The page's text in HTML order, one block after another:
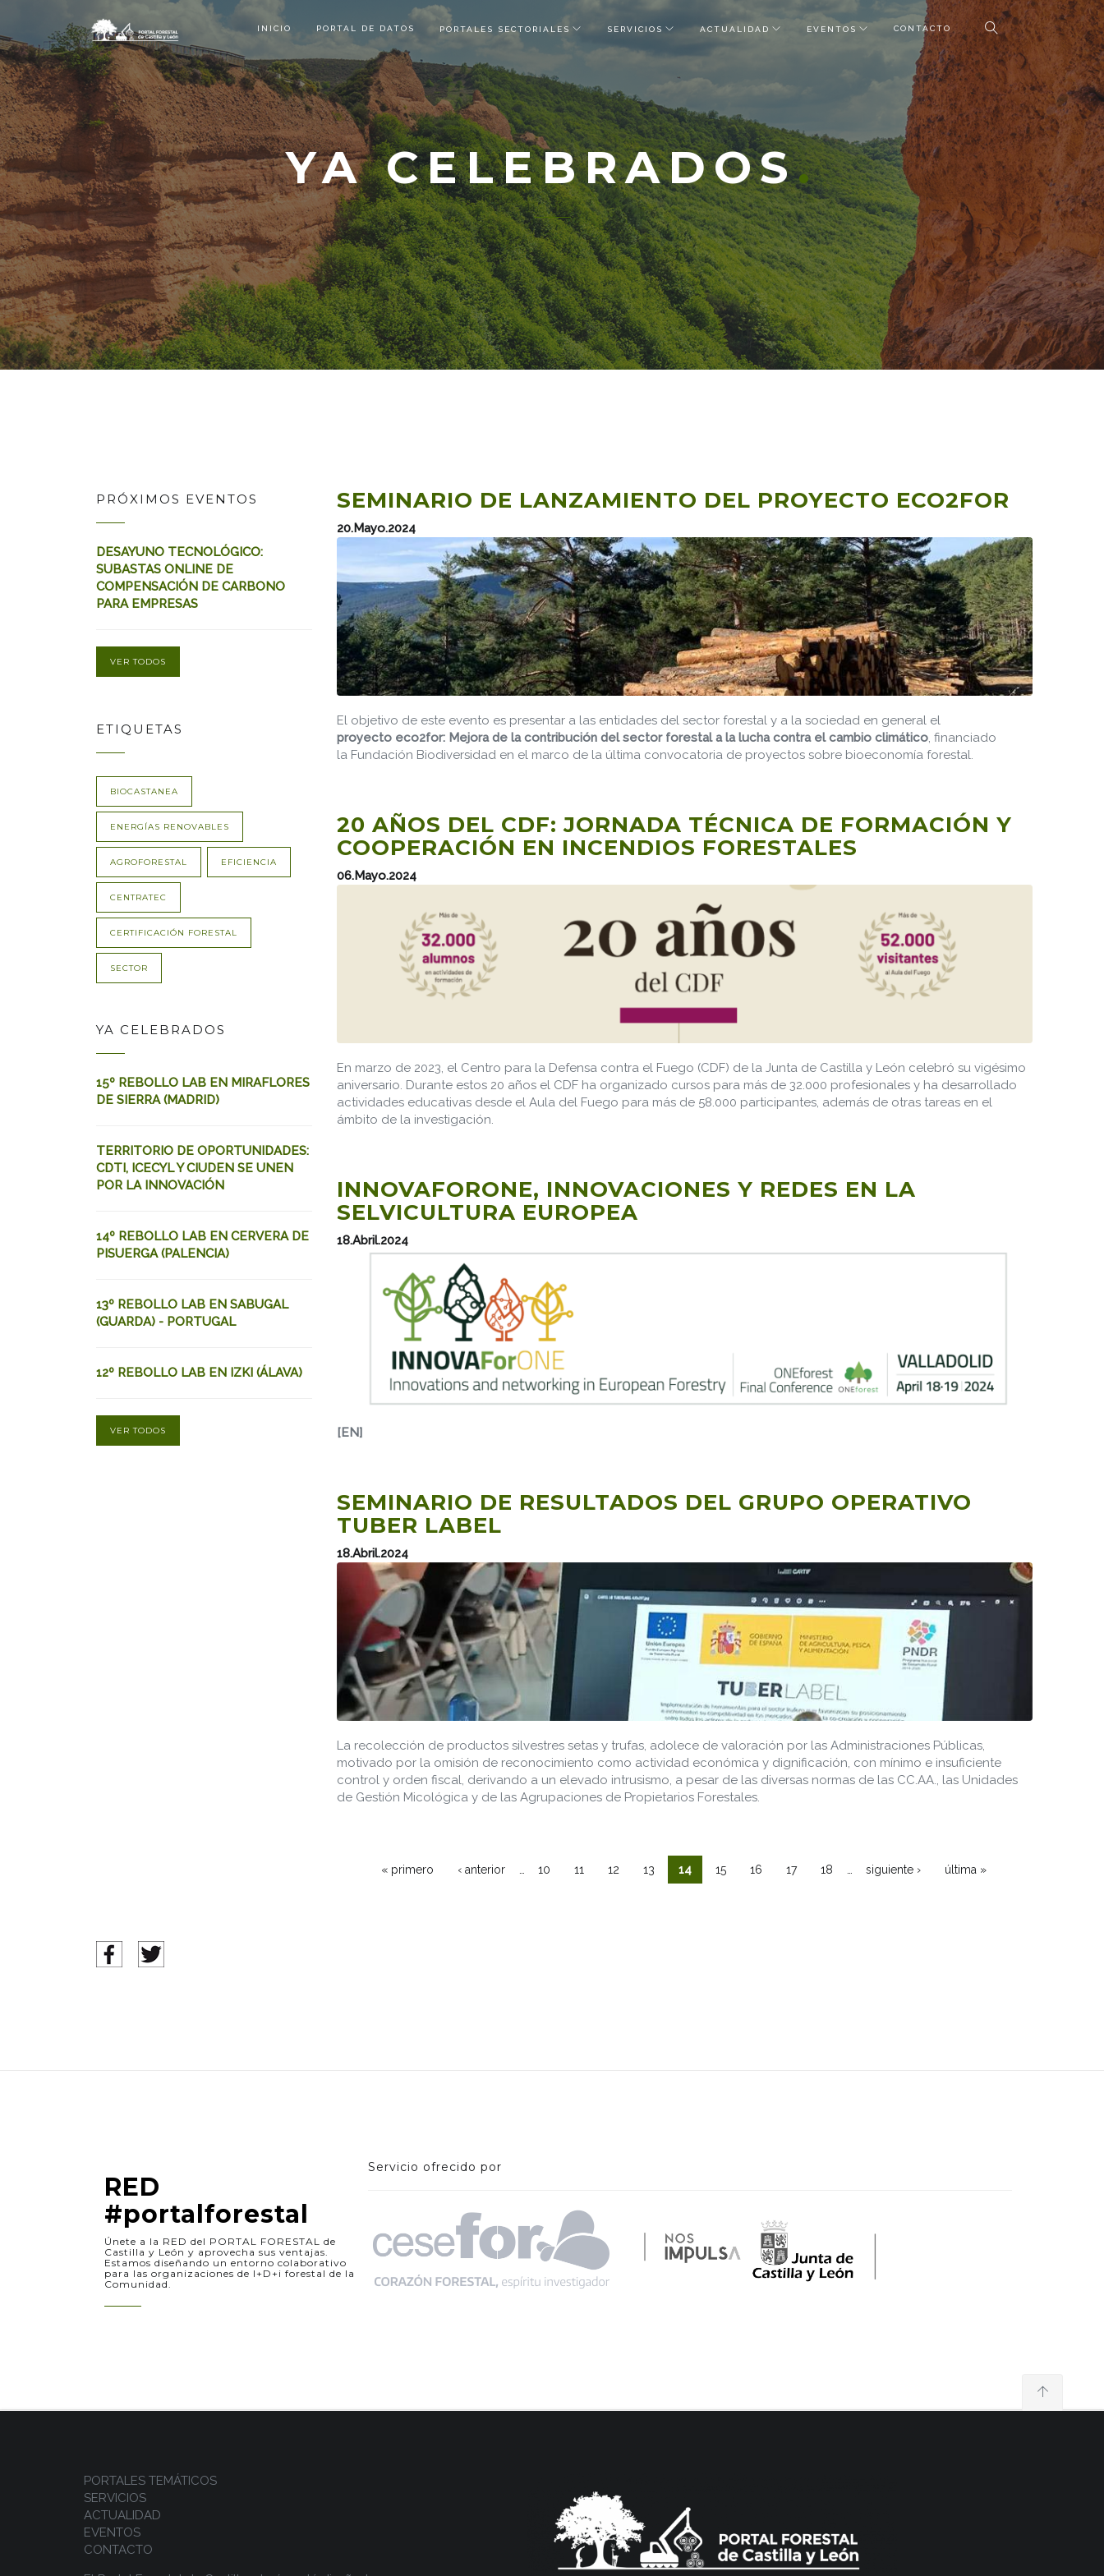
INICIO PORTAL DE DATOS PORTALES SECTORIALES SERVICIOS ACTUALIDAD EVENTOS CONTACTO
YA CELEBRADOS
PRÓXIMOS EVENTOS
DESAYUNO TECNOLÓGICO:
SUBASTAS ONLINE DE
COMPENSACIÓN DE CARBONO
PARA EMPRESAS
VER TODOS
ETIQUETAS
BIOCASTANEA
ENERGÍAS RENOVABLES
AGROFORESTAL EFICIENCIA
CENTRATEC
CERTIFICACIÓN FORESTAL
SECTOR
YA CELEBRADOS
15º REBOLLO LAB EN MIRAFLORES
DE SIERRA (MADRID)
TERRITORIO DE OPORTUNIDADES:
CDTI, ICECYL Y CIUDEN SE UNEN
POR LA INNOVACIÓN
14º REBOLLO LAB EN CERVERA DE
PISUERGA (PALENCIA)
13º REBOLLO LAB EN SABUGAL
(GUARDA) - PORTUGAL
12º REBOLLO LAB EN IZKI (ÁLAVA)
VER TODOS
SEMINARIO DE LANZAMIENTO DEL PROYECTO ECO2FOR
20.Mayo.2024
El objetivo de este evento es presentar a las entidades del sector forestal y a la sociedad en general el
proyecto eco2for: Mejora de la contribución del sector forestal a la lucha contra el cambio climático, financiado
la Fundación Biodiversidad en el marco de la última convocatoria de proyectos sobre bioeconomía forestal.
20 AÑOS DEL CDF: JORNADA TÉCNICA DE FORMACIÓN Y
COOPERACIÓN EN INCENDIOS FORESTALES
06.Mayo.2024
En marzo de 2023, el Centro para la Defensa contra el Fuego (CDF) de la Junta de Castilla y León celebró su vigésimo
aniversario. Durante estos 20 años el CDF ha organizado cursos para más de 32.000 profesionales y ha desarrollado
actividades educativas desde el Aula del Fuego para más de 58.000 participantes, además de otras tareas en el
ámbito de la investigación.
INNOVAFORONE, INNOVACIONES Y REDES EN LA
SELVICULTURA EUROPEA
18.Abril.2024
[EN]
SEMINARIO DE RESULTADOS DEL GRUPO OPERATIVO
TUBER LABEL
18.Abril.2024
La recolección de productos silvestres setas y trufas, adolece de valoración por las Administraciones Públicas,
motivado por la omisión de reconocimiento como actividad económica y dignificación, con mínimo e insuficiente
control y orden fiscal, derivando a un elevado intrusismo, a pesar de las diversas normas de las CC.AA., las Unidades
de Gestión Micológica y de las Agrupaciones de Propietarios Forestales.
Páginas
« primero ‹ anterior … 10 11 12 13 14 15 16 17 18 … siguiente › última »
RED
#portalforestal
Únete a la RED del PORTAL FORESTAL de
Castilla y León y aprovecha sus ventajas.
Estamos diseñando un entorno colaborativo
para las organizaciones de I+D+i forestal de la
Comunidad.
Servicio ofrecido por
PORTALES TEMÁTICOS
SERVICIOS
ACTUALIDAD
EVENTOS
CONTACTO